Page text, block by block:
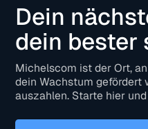
Dein
dein bester
Michelscom ist der Ort,
dein Wachstum gefördert
auszahlen. Starte hier